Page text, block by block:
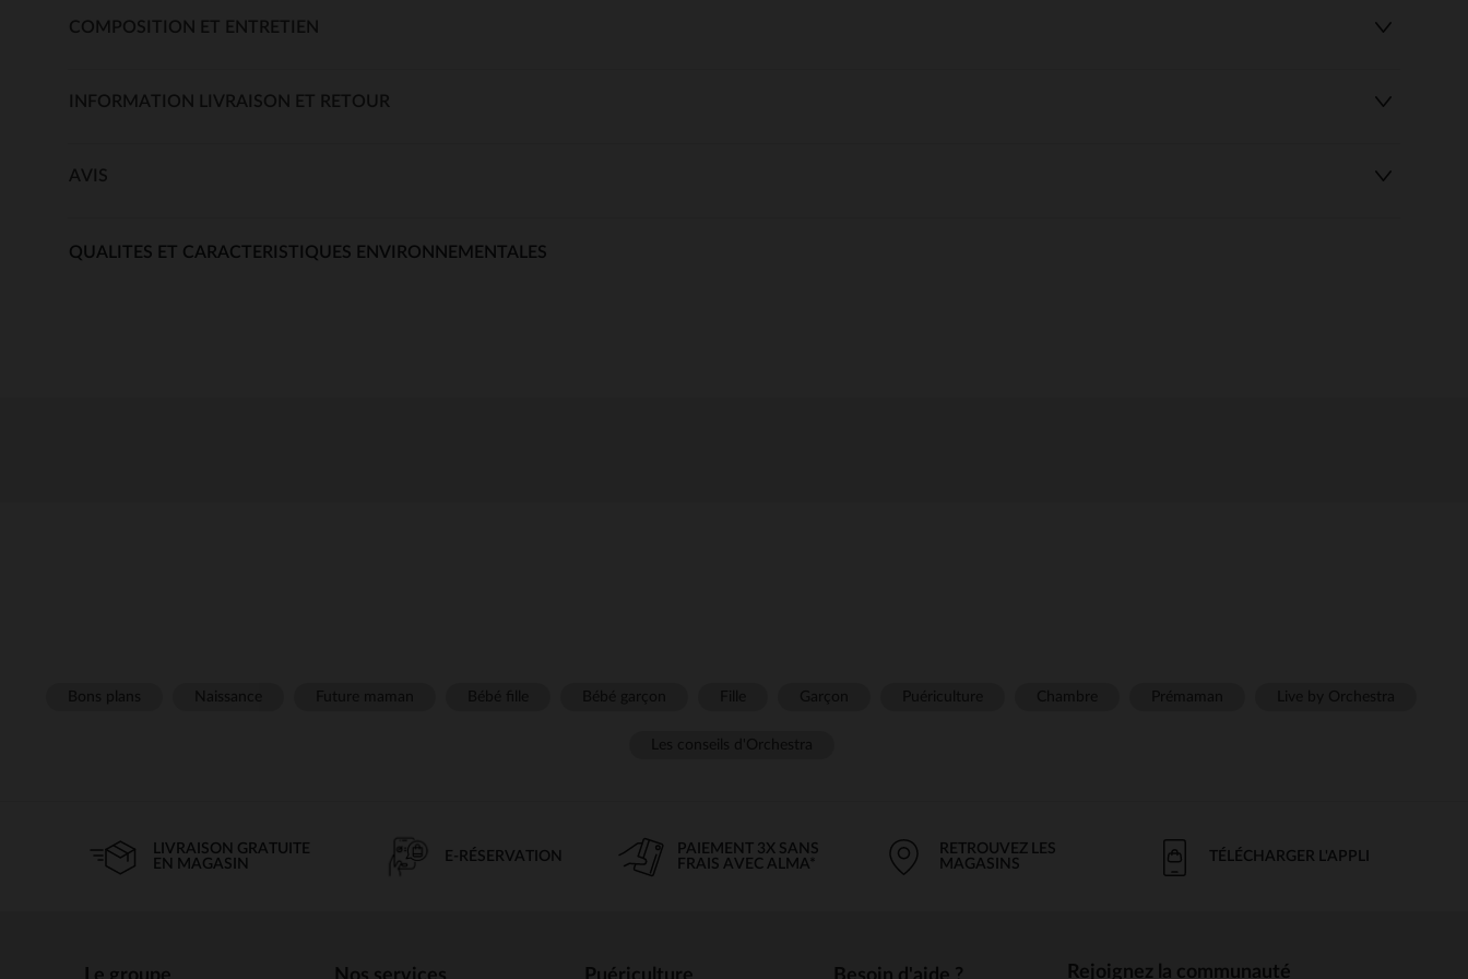
COMPOSITION ET ENTRETIEN
INFORMATION LIVRAISON ET RETOUR
AVIS
QUALITES ET CARACTERISTIQUES ENVIRONNEMENTALES
LIVRAISON GRATUITE
EN MAGASIN
E-RÉSERVATION
PAIEMENT 3X SANS
FRAIS AVEC ALMA*
RETROUVEZ LES
MAGASINS
TÉLÉCHARGER L'APPLI
Rejoignez la communauté